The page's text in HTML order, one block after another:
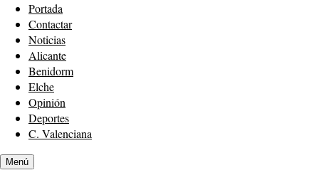
Portada
Contactar
Noticias
Alicante
Benidorm
Elche
Opinión
Deportes
C. Valenciana
Menú